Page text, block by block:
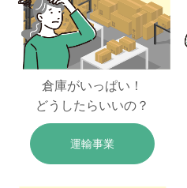
倉庫がいっぱい！
どうしたらいいの？
運輸事業